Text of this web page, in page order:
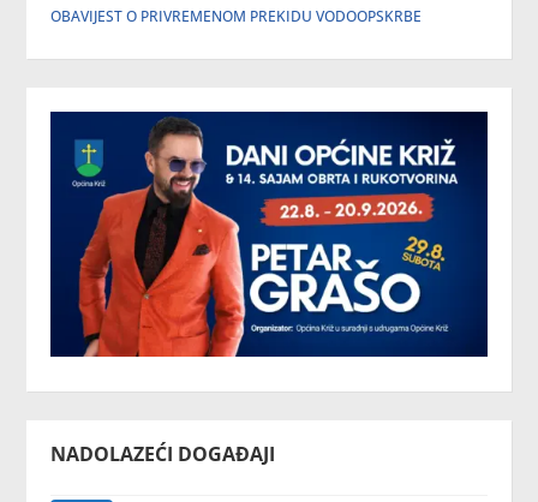
OBAVIJEST O PRIVREMENOM PREKIDU VODOOPSKRBE
NADOLAZEĆI DOGAĐAJI